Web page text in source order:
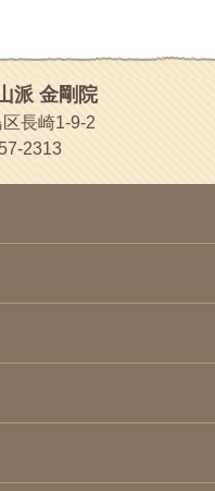
よ
派 金剛院
長崎1-9-2
2313